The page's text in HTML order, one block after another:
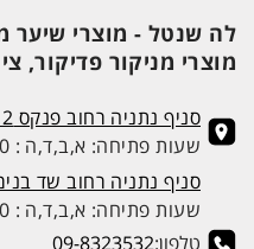
לה שנטל - מוצרי שיער
מוצרי מניקור פדיקור,
סניף נתניה רחוב פנקס 12
שעות פתיחה: א,ב,ד,ה : 9:00-15:00, ג: 9:00-13:00
סניף נתניה רחוב שד בנימין
שעות פתיחה: א,ב,ד,ה : 9:00-18:00, ג,ו: 9:00-13:00
טלפון:09-8323532